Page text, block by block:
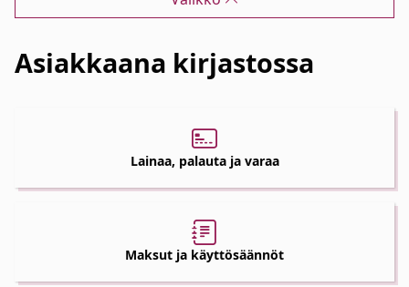
Asiakkaana kirjastossa
Lainaa, palauta ja varaa
Maksut ja käyttösäännöt